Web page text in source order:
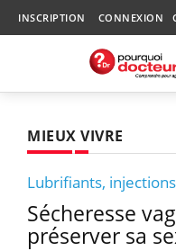
INSCRIPTION CONNEXION
MIEUX VIVRE
Lubrifiants,
Sécheresse
préserver sa